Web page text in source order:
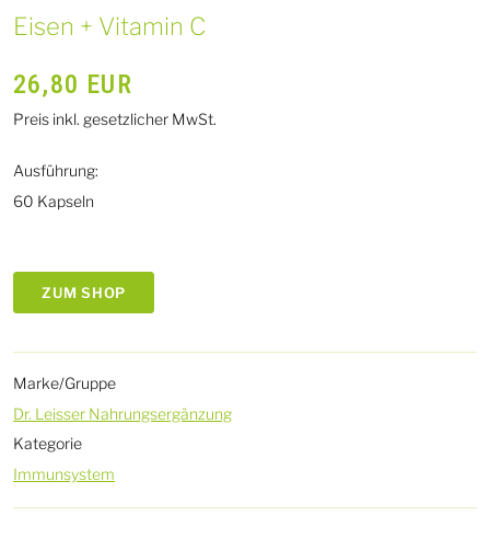
Eisen + Vitamin C
26,80 EUR
Preis inkl. gesetzlicher MwSt.
Ausführung:
60 Kapseln
ZUM SHOP
Marke/Gruppe
Dr. Leisser Nahrungsergänzung
Kategorie
Immunsystem